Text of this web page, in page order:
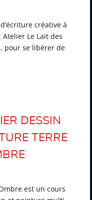
créative à
Atelier Le Lait des
pour se libérer de
DESSIN
TERRE
est un cours